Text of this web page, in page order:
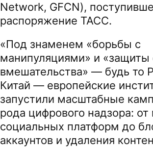
Network, GFCN),
распоряжение ТАСС.
«Под знаменем «борьбы с
манипуляциями» и «защиты
вмешательства» — будь то
Китай — европейские
запустили масштабные
рода цифрового надзора: от
социальных платформ до
аккаунтов и удаления